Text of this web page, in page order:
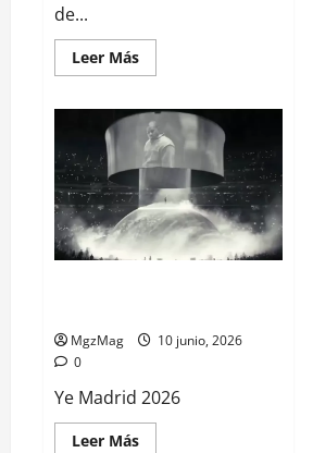
de...
Leer Más
MgzMag
10 junio, 2026
0
Ye Madrid 2026
Leer Más